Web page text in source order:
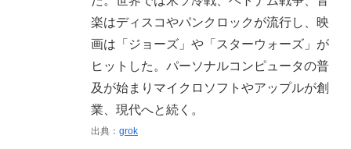
楽はディスコやパンクロックが流行し、映
画は「ジョーズ」や「スターウォーズ」が
ヒットした。パーソナルコンピュータの普
及が始まりマイクロソフトやアップルが創
業、現代へと続く。
出典： grok